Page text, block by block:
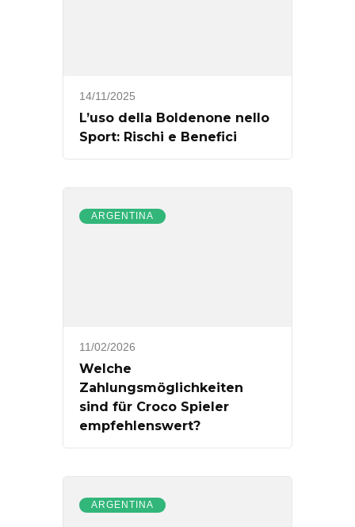
14/11/2025
L’uso della Boldenone nello
Sport: Rischi e Benefici
ARGENTINA
11/02/2026
Welche
Zahlungsmöglichkeiten
sind für Croco Spieler
empfehlenswert?
ARGENTINA